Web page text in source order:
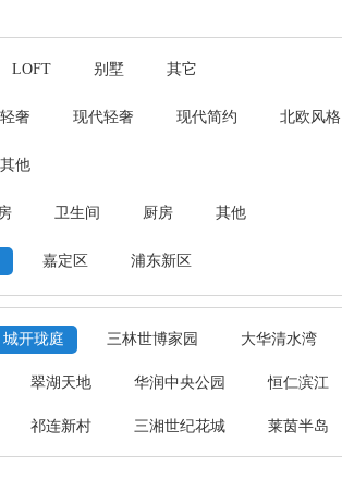
LOFT 别墅 其它
奢 现代轻奢 现代简约 北欧风格
其他
卫生间 厨房 其他
嘉定区 浦东新区
城开珑庭 三林世博家园 大华清水湾
翠湖天地 华润中央公园 恒仁滨江
祁连新村 三湘世纪花城 莱茵半岛